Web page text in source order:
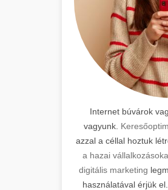
Internet búvárok
vagyunk.
azzal a céllal hoztuk
a hazai
digitális marketing
használatával érjük